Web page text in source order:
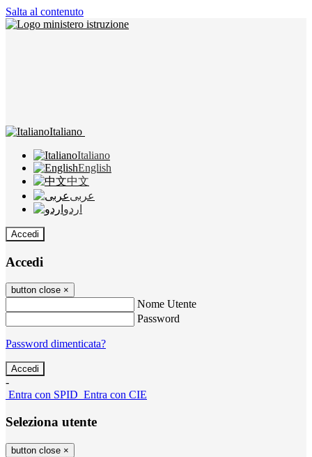
Salta al contenuto
Italiano
Italiano
English
中文
عربى
اردو
Accedi
Accedi
button close ×
Nome Utente
Password
Password dimenticata?
-
Entra con SPID Entra con CIE
Seleziona utente
button close ×